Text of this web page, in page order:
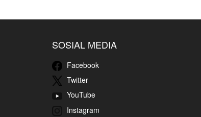
SOSIAL MEDIA
Facebook
Twitter
YouTube
Instagram